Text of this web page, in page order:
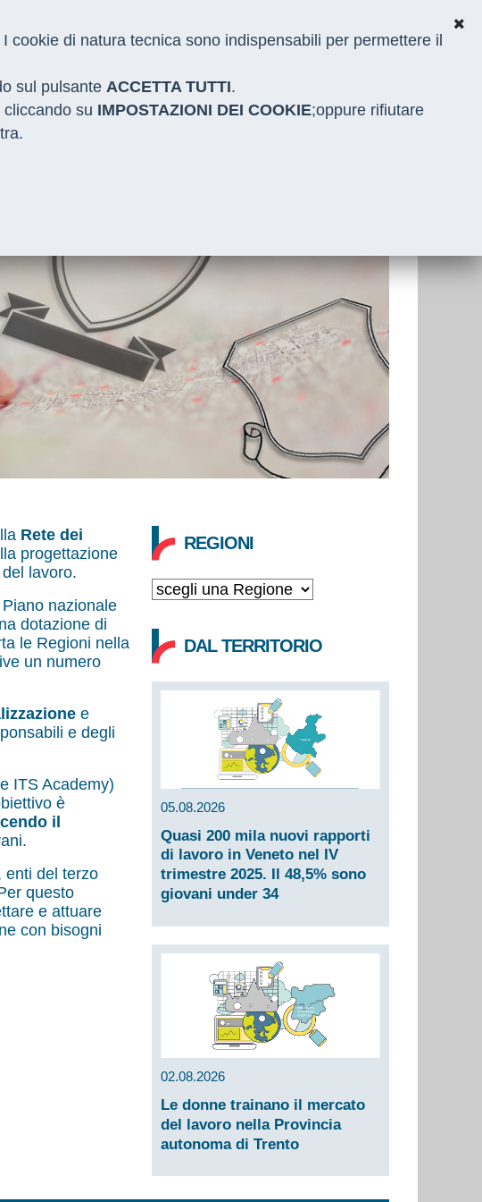
Rete dei
progettazione
lavoro.
nazionale
dotazione di
le Regioni nella
un numero
e
e degli
ITS Academy)
è
il
enti del terzo
questo
e attuare
con bisogni
REGIONI
DAL TERRITORIO
05.08.2026
Quasi 200 mila nuovi rapporti
di lavoro in Veneto nel IV
trimestre 2025. Il 48,5% sono
giovani under 34
02.08.2026
Le donne trainano il mercato
del lavoro nella Provincia
autonoma di Trento
di natura tecnica sono indispensabili per permettere il
sul pulsante ACCETTA TUTTI.
su IMPOSTAZIONI DEI COOKIE;oppure rifiutare